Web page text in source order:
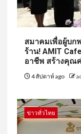
สมาคมเพื่อผู้บก
ร้าน! AMIT
อาชีพ สร้างคุณ
4 สัปดาห์ ago
ข่าวทั่วไทย